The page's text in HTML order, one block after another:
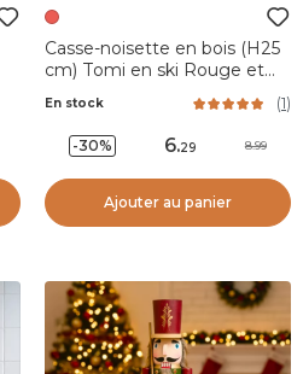
Casse-noisette en bois (H25
cm) Tomi en ski Rouge et
En stock (1)
-30% 6.29 8.99
Ajouter au panier